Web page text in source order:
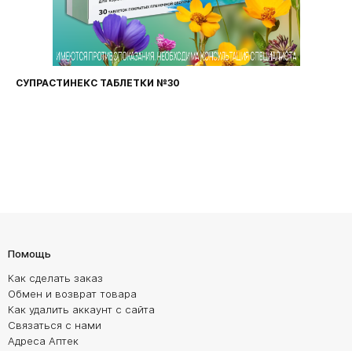
СУПРАСТИНЕКС ТАБЛЕТКИ №30
Помощь
Как сделать заказ
Обмен и возврат товара
Как удалить аккаунт с сайта
Связаться с нами
Адреса Аптек